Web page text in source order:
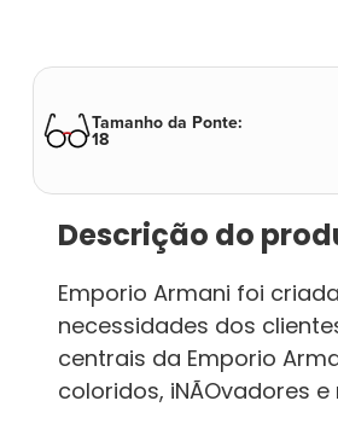
Tamanho da Ponte:
18
Descrição do
Emporio Armani foi
necessidades dos
centrais da Emporio
coloridos, iNÃOvadores e